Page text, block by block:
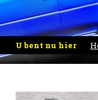
U bent nu hier